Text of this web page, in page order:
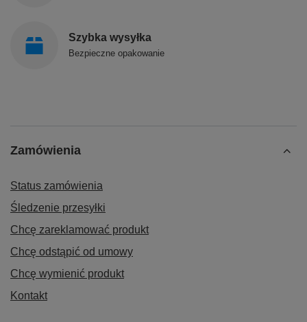
Szybka wysyłka
Bezpieczne opakowanie
Zamówienia
Status zamówienia
Śledzenie przesyłki
Chcę zareklamować produkt
Chcę odstąpić od umowy
Chcę wymienić produkt
Kontakt